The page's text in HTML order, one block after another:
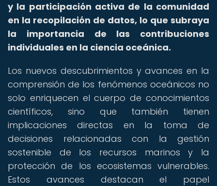
y la participación activa de la comunidad
en la recopilación de datos, lo que subraya
la importancia de las contribuciones
individuales en la ciencia oceánica.
Los nuevos descubrimientos y avances en la
comprensión de los fenómenos oceánicos no
solo enriquecen el cuerpo de conocimientos
científicos, sino que también tienen
implicaciones directas en la toma de
decisiones relacionadas con la gestión
sostenible de los recursos marinos y la
protección de los ecosistemas vulnerables.
Estos avances destacan el papel